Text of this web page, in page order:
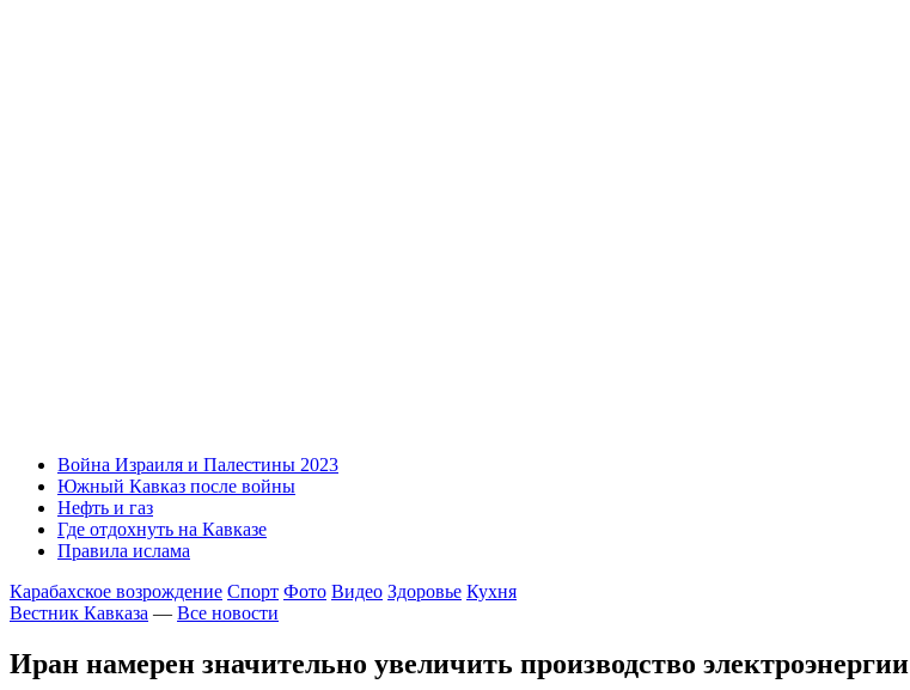
Война Израиля и Палестины 2023
Южный Кавказ после войны
Нефть и газ
Где отдохнуть на Кавказе
Правила ислама
Карабахское возрождение Спорт Фото Видео Здоровье Кухня
Вестник Кавказа — Все новости
Иран намерен значительно увеличить производство электроэнергии